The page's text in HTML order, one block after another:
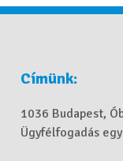
Címünk:
1036 Budapest,
Ügyfélfogadás